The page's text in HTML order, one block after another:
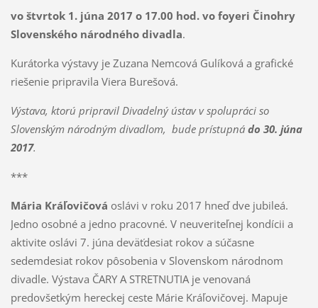
vo štvrtok 1. júna 2017 o 17.00 hod. vo foyeri Činohry
Slovenského národného divadla.
Kurátorka výstavy je Zuzana Nemcová Gulíková a grafické
riešenie pripravila Viera Burešová.
Výstava, ktorú pripravil Divadelný ústav v spolupráci so
Slovenským národným divadlom, bude prístupná do 30. júna
2017.
***
Mária Kráľovičová oslávi v roku 2017 hneď dve jubileá.
Jedno osobné a jedno pracovné. V neuveriteľnej kondícii a
aktivite oslávi 7. júna deväťdesiat rokov a súčasne
sedemdesiat rokov pôsobenia v Slovenskom národnom
divadle. Výstava ČARY A STRETNUTIA je venovaná
predovšetkým hereckej ceste Márie Kráľovičovej. Mapuje